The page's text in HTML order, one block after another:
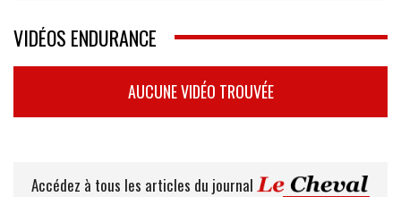
VIDÉOS ENDURANCE
AUCUNE VIDÉO TROUVÉE
Accédez à tous les articles du journal